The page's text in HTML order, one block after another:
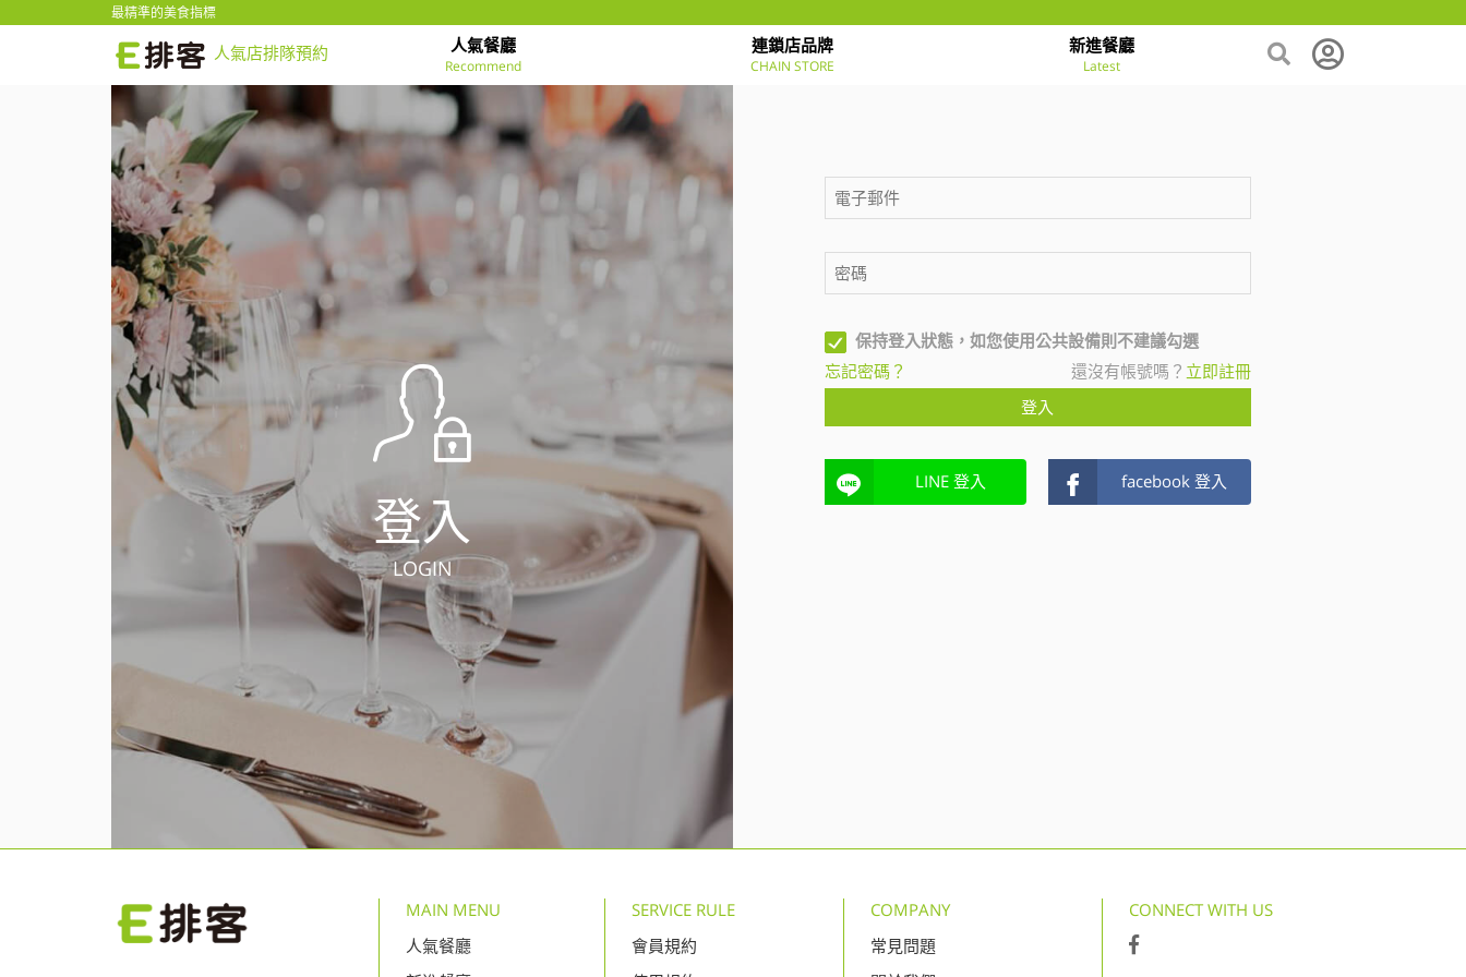
最精準的美食指標
人氣店排隊預約 人氣餐廳
Recommend
連鎖店品牌
CHAIN STORE
新進餐廳
Latest
登入
LOGIN
保持登入狀態，如您使用公共設備則不建議勾選
忘記密碼？
還沒有帳號嗎？ 立即註冊
登入
LINE 登入 facebook 登入
MAIN MENU
人氣餐廳
SERVICE RULE
會員規約
COMPANY
常見問題
CONNECT WITH US